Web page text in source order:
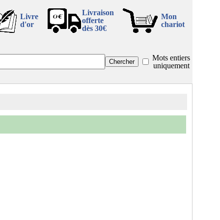
Livre
d'or
Livraison
offerte
dès 30€
Mon
chariot
Mots entiers
uniquement